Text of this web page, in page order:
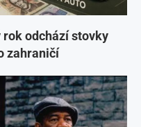
odchází stovky
zahraničí